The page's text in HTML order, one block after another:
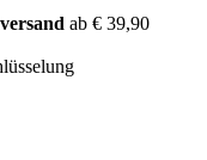
ab € 39,90